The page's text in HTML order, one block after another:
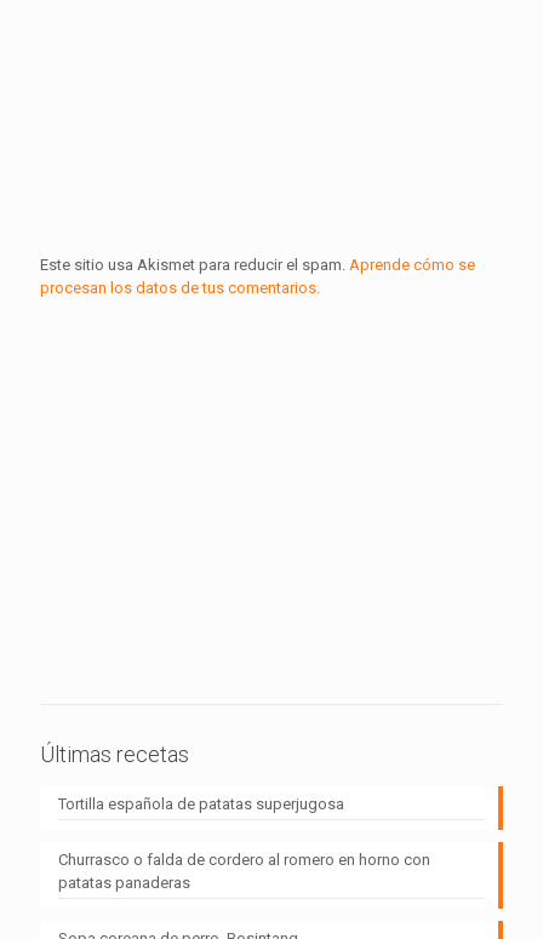
Este sitio usa Akismet para reducir el spam. Aprende cómo se
procesan los datos de tus comentarios.
Últimas recetas
Tortilla española de patatas superjugosa
Churrasco o falda de cordero al romero en horno con
patatas panaderas